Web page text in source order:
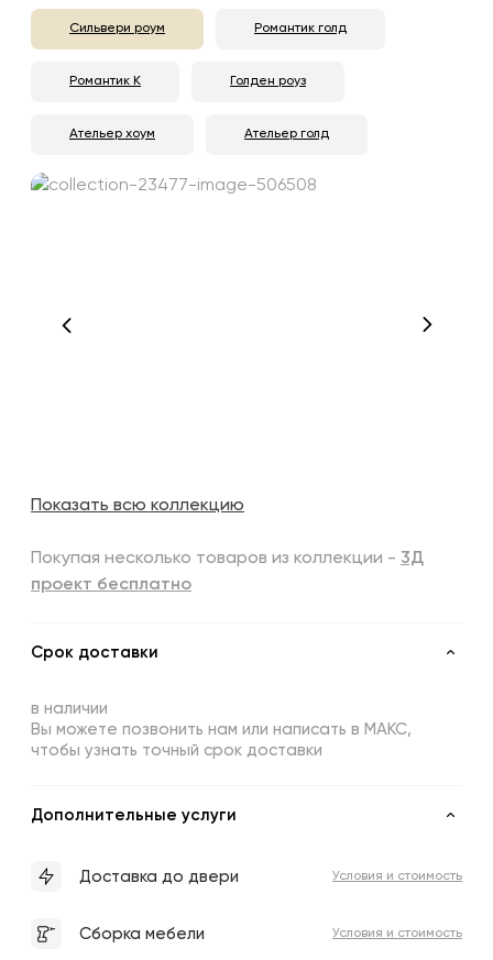
Сильвери роум Романтик голд
Романтик К Голден роуз
Ательер хоум Ательер голд
Показать всю коллекцию
Покупая несколько товаров из коллекции - 3Д
проект бесплатно
Срок доставки
в наличии
Вы можете позвонить нам или написать в МАКС,
чтобы узнать точный срок доставки
Дополнительные услуги
Доставка до двери Условия и стоимость
Сборка мебели Условия и стоимость